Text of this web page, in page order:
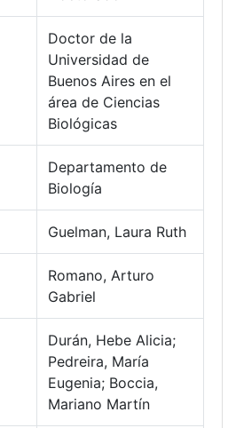
Doctor de la
Universidad de
Buenos Aires en el
área de Ciencias
Biológicas
Departamento de
Biología
Guelman, Laura Ruth
Romano, Arturo
Gabriel
Durán, Hebe Alicia;
Pedreira, María
Eugenia; Boccia,
Mariano Martín